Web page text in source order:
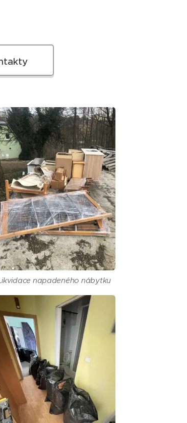
napadeného nábytku